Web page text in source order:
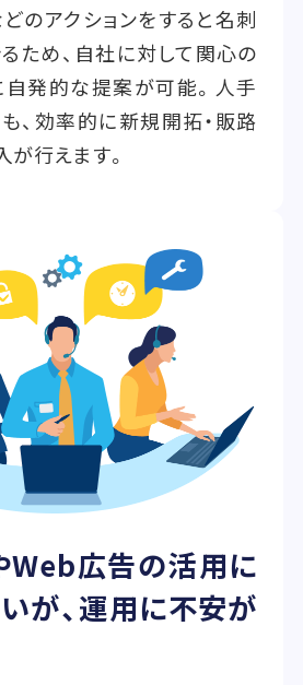
のアクションをすると名刺
ため、自社に対して関心の
発的な提案が可能。人手
、効率的に新規開拓・販路
が行えます。
Web広告の活用に
が、運用に不安が